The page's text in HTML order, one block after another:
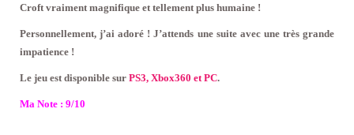
Croft vraiment magnifique et tellement plus humaine !
Personnellement, j’ai adoré ! J’attends une suite avec une très grande
impatience !
Le jeu est disponible sur PS3, Xbox360 et PC.
Ma Note : 9/10